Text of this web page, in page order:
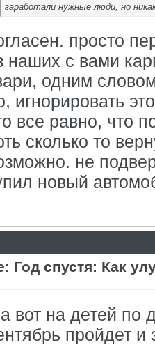
заработали нужные люди, но
просто
наших с вами
одним
игнорировать
все равно, что
сколько то
не
новый
Год спустя: Как
вот на детей по
пройдет